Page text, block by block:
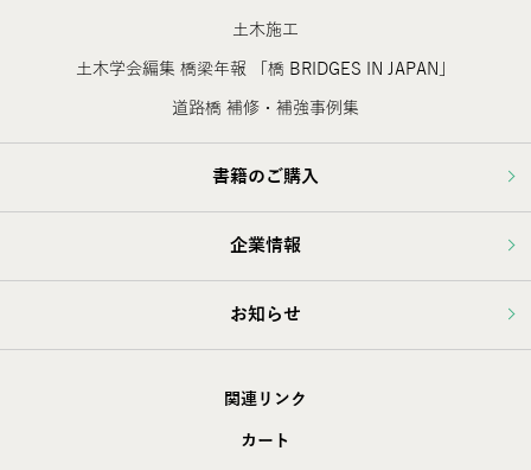
土木施工
土木学会編集 橋梁年報 「橋 BRIDGES IN JAPAN」
道路橋 補修・補強事例集
書籍のご購入
企業情報
お知らせ
関連リンク
カート